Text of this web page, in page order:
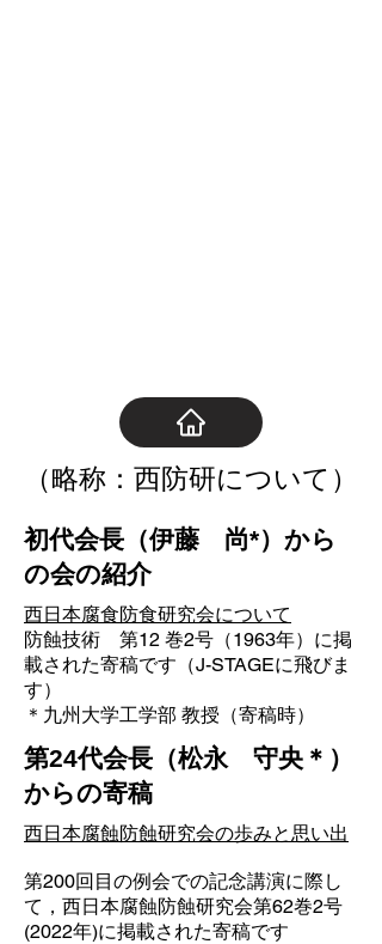
（略称：西防研について）
初代会長（伊藤 尚*）から
の会の紹介
西日本腐食防食研究会について
防蝕技術 第12 巻2号（1963年）に掲
載された寄稿です（J-STAGEに飛びま
す）
＊九州大学工学部 教授（寄稿時）
第24代会長（松永 守央＊）
からの寄稿
西日本腐蝕防蝕研究会の歩みと思い出
第200回目の例会での記念講演に際し
て，西日本腐蝕防蝕研究会第62巻2号
(2022年)に掲載された寄稿です